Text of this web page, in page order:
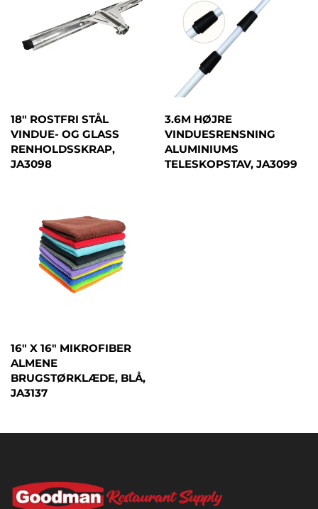
18" ROSTFRI STÅL
VINDUE- OG GLASS
RENHOLDSSKRAP,
JA3098
3.6M HØJRE
VINDUESRENSNING
ALUMINIUMS
TELESKOPSTAV, JA3099
16" X 16" MIKROFIBER
ALMENE
BRUGSTØRKLÆDE, BLÅ,
JA3137